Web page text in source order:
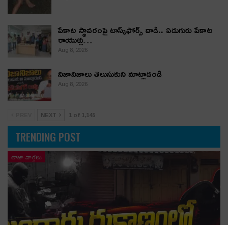
పేకాట స్థావరంపై టాస్క్‌ఫోర్స్ దాడి.. ఏడుగురు పేకాట
రాయుళ్లు…
Aug 8, 2026
నిజానిజాలు తెలుసుకుని మాట్లాడండి
Aug 8, 2026
NEXT 1 of 1,145
TRENDING POST
తాజా వార్తలు